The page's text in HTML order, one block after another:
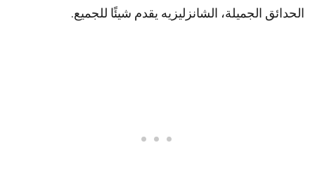
الحدائق الجميلة، الشانزليزيه يقدم شيئًا للجميع.